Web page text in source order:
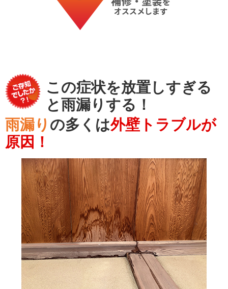
この症状を放置しすぎる
と雨漏りする！
雨漏り の多くは外壁トラブルが
原因！